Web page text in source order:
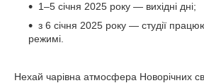
1–5 січня 2025 року — вихідні дні;
з 6 січня 2025 року — студії
режимі.
Нехай чарівна атмосфера Новорічних